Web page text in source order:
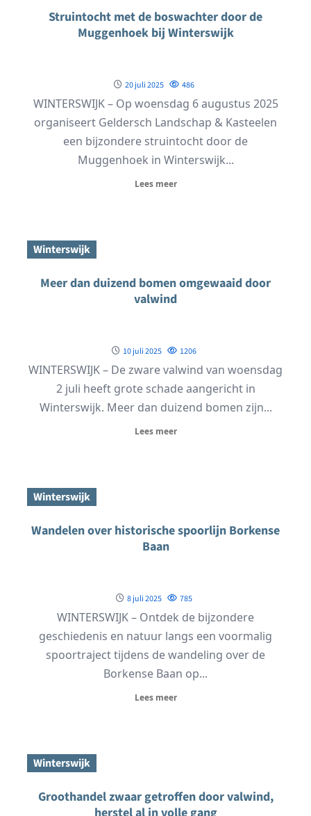
Struintocht met de boswachter door de
Muggenhoek bij Winterswijk
20 juli 2025 486
WINTERSWIJK – Op woensdag 6 augustus 2025
organiseert Geldersch Landschap & Kasteelen
een bijzondere struintocht door de
Muggenhoek in Winterswijk...
Lees meer
Winterswijk
Meer dan duizend bomen omgewaaid door
valwind
10 juli 2025 1206
WINTERSWIJK – De zware valwind van woensdag
2 juli heeft grote schade aangericht in
Winterswijk. Meer dan duizend bomen zijn...
Lees meer
Winterswijk
Wandelen over historische spoorlijn Borkense
Baan
8 juli 2025 785
WINTERSWIJK – Ontdek de bijzondere
geschiedenis en natuur langs een voormalig
spoortraject tijdens de wandeling over de
Borkense Baan op...
Lees meer
Winterswijk
Groothandel zwaar getroffen door valwind,